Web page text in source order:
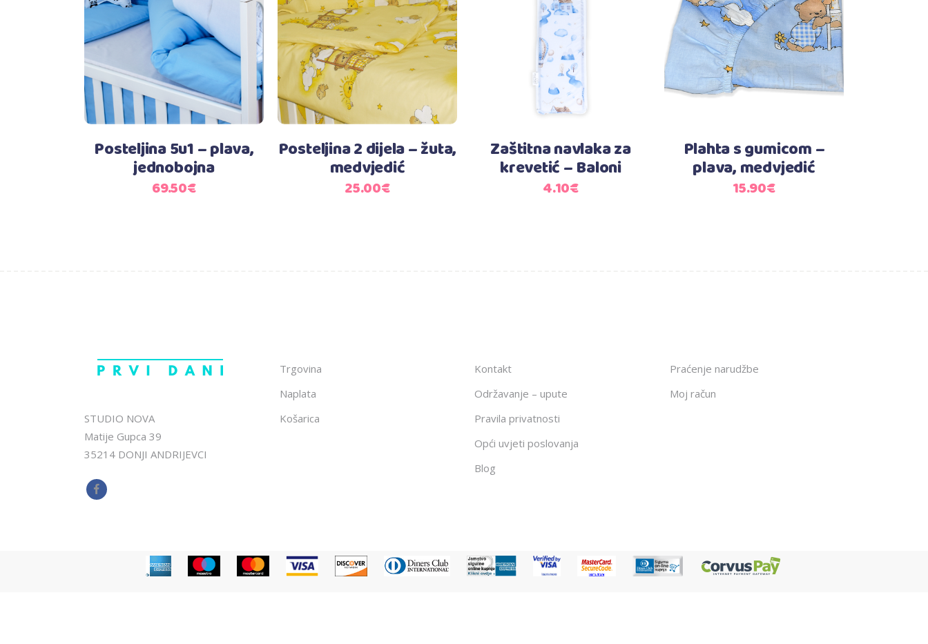
Dodaj u košaricu
Posteljina 5u1 – plava,
jednobojna
69.50€
Dodaj u košaricu
Posteljina 2 dijela – žuta,
medvjedić
25.00€
Dodaj u košaricu
Zaštitna navlaka za
krevetić – Baloni
4.10€
Dodaj u košaricu
Plahta s gumicom –
plava, medvjedić
15.90€
STUDIO NOVA
Matije Gupca 39
35214 DONJI ANDRIJEVCI
Trgovina
Naplata
Košarica
Kontakt
Održavanje – upute
Pravila privatnosti
Opći uvjeti poslovanja
Blog
Praćenje narudžbe
Moj račun